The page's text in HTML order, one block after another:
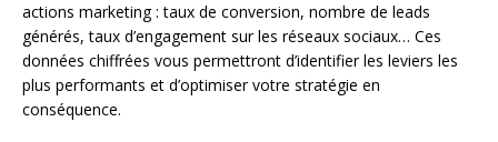
actions marketing : taux de conversion, nombre de leads
générés, taux d’engagement sur les réseaux sociaux… Ces
données chiffrées vous permettront d’identifier les leviers les
plus performants et d’optimiser votre stratégie en
conséquence.